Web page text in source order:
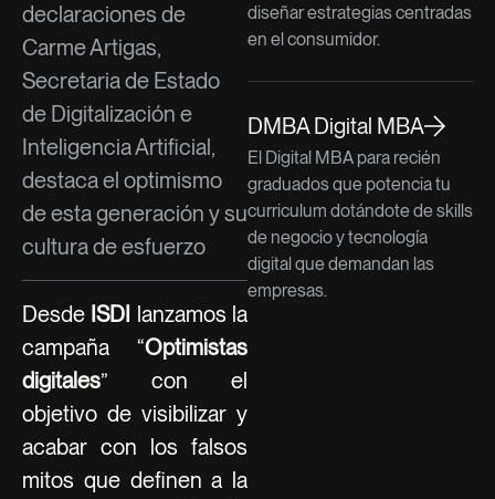
declaraciones de
Carme Artigas,
Secretaria de Estado
de Digitalización e
Inteligencia Artificial,
destaca el optimismo
de esta generación y su
cultura de esfuerzo
Desde ISDI lanzamos la
campaña “Optimistas
digitales” con el
objetivo de visibilizar y
acabar con los falsos
mitos que definen a la
diseñar estrategias centradas
en el consumidor.
DMBA Digital MBA
El Digital MBA para recién
graduados que potencia tu
curriculum dotándote de skills
de negocio y tecnología
digital que demandan las
empresas.